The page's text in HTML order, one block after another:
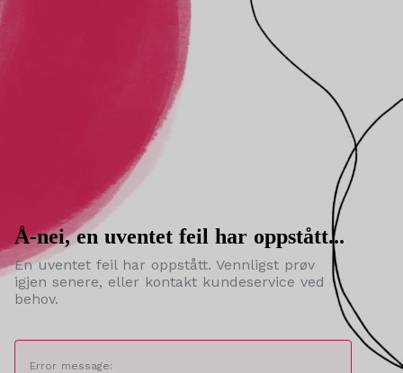
Å-nei, en uventet feil har oppstått...
En uventet feil har oppstått. Vennligst prøv
igjen senere, eller kontakt kundeservice ved
behov.
Error message: